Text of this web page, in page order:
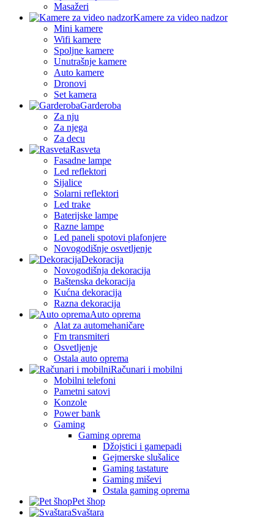
Masažeri
Kamere za video nadzor
Mini kamere
Wifi kamere
Spoljne kamere
Unutrašnje kamere
Auto kamere
Dronovi
Set kamera
Garderoba
Za nju
Za njega
Za decu
Rasveta
Fasadne lampe
Led reflektori
Sijalice
Solarni reflektori
Led trake
Baterijske lampe
Razne lampe
Led paneli spotovi plafonjere
Novogodišnje osvetljenje
Dekoracija
Novogodišnja dekoracija
Baštenska dekoracija
Kućna dekoracija
Razna dekoracija
Auto oprema
Alat za automehaničare
Fm transmiteri
Osvetljenje
Ostala auto oprema
Računari i mobilni
Mobilni telefoni
Pametni satovi
Konzole
Power bank
Gaming
Gaming oprema
Džojstici i gamepadi
Gejmerske slušalice
Gaming tastature
Gaming miševi
Ostala gaming oprema
Pet šhop
Svaštara